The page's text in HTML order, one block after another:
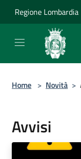
Regione Lombardia
Home > Novità >
Avvisi